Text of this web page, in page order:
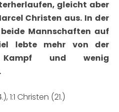
gleicht aber
Christen aus. In der
Mannschaften auf
lebte mehr von der
und wenig
1:1 Christen (21.)